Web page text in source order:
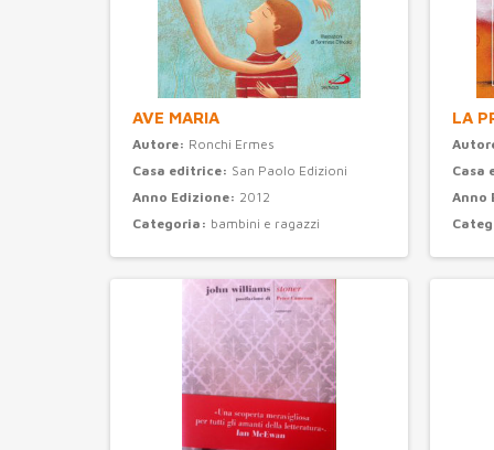
AVE MARIA
Autore: Ronchi Ermes
Casa editrice: San Paolo Edizioni
Anno Edizione: 2012
Categoria: bambini e ragazzi
LA
Casa
Anno